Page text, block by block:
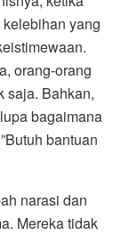
yang
orang-orang
saja. Bahkan,
bagaimana
bantuan
narasi dan
Mereka tidak